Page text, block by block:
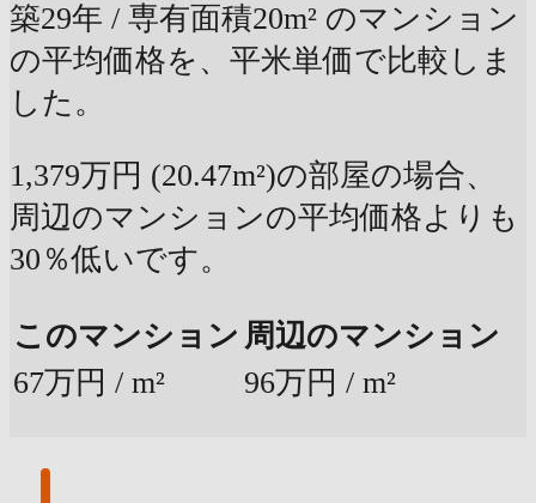
築29年 / 専有面積20m² のマンション
の平均価格を、平米単価で比較しま
した。
1,379万円 (20.47m²)の部屋の場合、
周辺のマンションの平均価格よりも
30％低いです。
このマンション 周辺のマンション
67万円 / m²
96万円 / m²